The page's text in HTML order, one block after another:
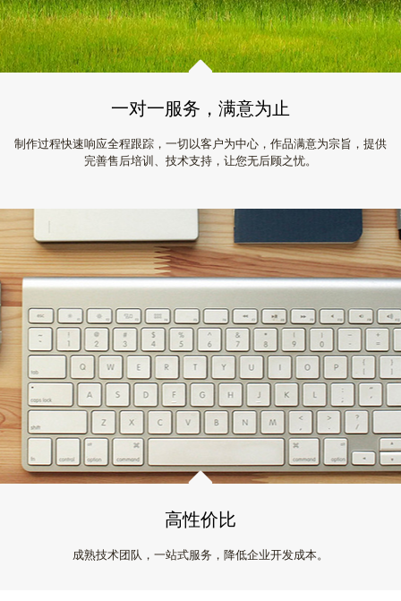
一对一服务，满意为止
制作过程快速响应全程跟踪，一切以客户为中心，作品满意为宗旨，提供
完善售后培训、技术支持，让您无后顾之忧。
高性价比
成熟技术团队，一站式服务，降低企业开发成本。